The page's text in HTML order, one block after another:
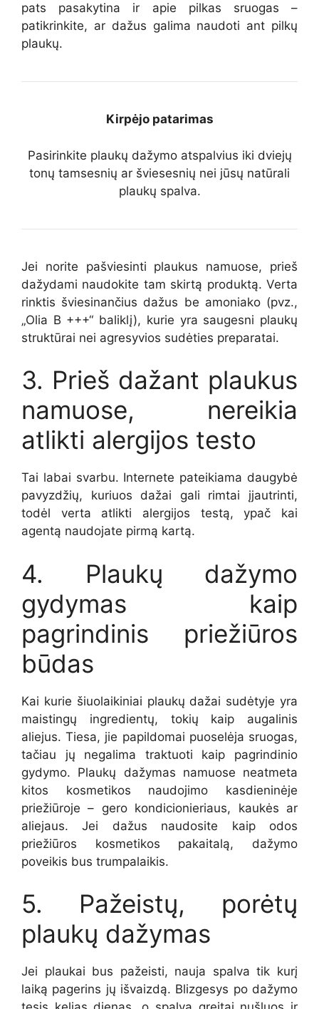
pats pasakytina ir apie pilkas sruogas –
patikrinkite, ar dažus galima naudoti ant pilkų
plaukų.
Kirpėjo patarimas
Pasirinkite plaukų dažymo atspalvius iki dviejų
tonų tamsesnių ar šviesesnių nei jūsų natūrali
plaukų spalva.
Jei norite pašviesinti plaukus namuose, prieš
dažydami naudokite tam skirtą produktą. Verta
rinktis šviesinančius dažus be amoniako (pvz.,
„Olia B +++“ baliklį), kurie yra saugesni plaukų
struktūrai nei agresyvios sudėties preparatai.
3. Prieš dažant plaukus
namuose, nereikia
atlikti alergijos testo
Tai labai svarbu. Internete pateikiama daugybė
pavyzdžių, kuriuos dažai gali rimtai įjautrinti,
todėl verta atlikti alergijos testą, ypač kai
agentą naudojate pirmą kartą.
4. Plaukų dažymo
gydymas kaip
pagrindinis priežiūros
būdas
Kai kurie šiuolaikiniai plaukų dažai sudėtyje yra
maistingų ingredientų, tokių kaip augalinis
aliejus. Tiesa, jie papildomai puoselėja sruogas,
tačiau jų negalima traktuoti kaip pagrindinio
gydymo. Plaukų dažymas namuose neatmeta
kitos kosmetikos naudojimo kasdieninėje
priežiūroje – gero kondicionieriaus, kaukės ar
aliejaus. Jei dažus naudosite kaip odos
priežiūros kosmetikos pakaitalą, dažymo
poveikis bus trumpalaikis.
5. Pažeistų, porėtų
plaukų dažymas
Jei plaukai bus pažeisti, nauja spalva tik kurį
laiką pagerins jų išvaizdą. Blizgesys po dažymo